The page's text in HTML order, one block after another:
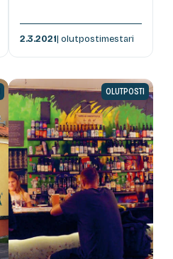
2.3.2021| olutpostimestari
OLUTPOSTI